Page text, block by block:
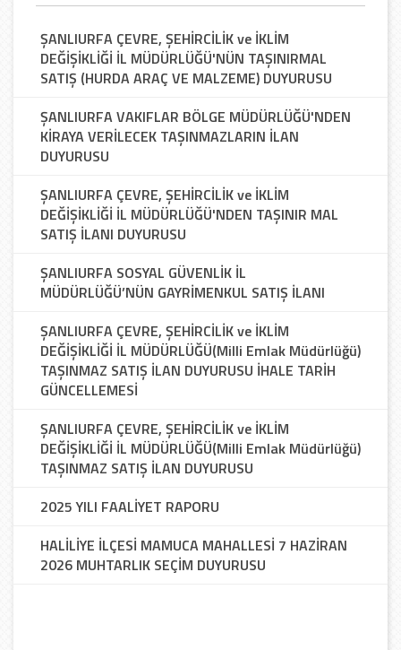
ŞANLIURFA ÇEVRE, ŞEHİRCİLİK ve İKLİM
DEĞİŞİKLİĞİ İL MÜDÜRLÜĞÜ'NÜN TAŞINIRMAL
SATIŞ (HURDA ARAÇ VE MALZEME) DUYURUSU
ŞANLIURFA VAKIFLAR BÖLGE MÜDÜRLÜĞÜ'NDEN
KİRAYA VERİLECEK TAŞINMAZLARIN İLAN
DUYURUSU
ŞANLIURFA ÇEVRE, ŞEHİRCİLİK ve İKLİM
DEĞİŞİKLİĞİ İL MÜDÜRLÜĞÜ'NDEN TAŞINIR MAL
SATIŞ İLANI DUYURUSU
ŞANLIURFA SOSYAL GÜVENLİK İL
MÜDÜRLÜĞÜ’NÜN GAYRİMENKUL SATIŞ İLANI
ŞANLIURFA ÇEVRE, ŞEHİRCİLİK ve İKLİM
DEĞİŞİKLİĞİ İL MÜDÜRLÜĞÜ(Milli Emlak Müdürlüğü)
TAŞINMAZ SATIŞ İLAN DUYURUSU İHALE TARİH
GÜNCELLEMESİ
ŞANLIURFA ÇEVRE, ŞEHİRCİLİK ve İKLİM
DEĞİŞİKLİĞİ İL MÜDÜRLÜĞÜ(Milli Emlak Müdürlüğü)
TAŞINMAZ SATIŞ İLAN DUYURUSU
2025 YILI FAALİYET RAPORU
HALİLİYE İLÇESİ MAMUCA MAHALLESİ 7 HAZİRAN
2026 MUHTARLIK SEÇİM DUYURUSU